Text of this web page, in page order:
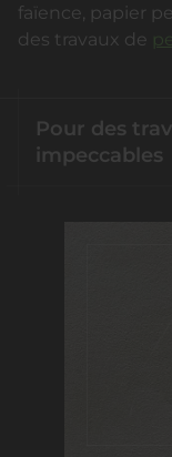
faïence, papier
des travaux de
Pour des
impeccables